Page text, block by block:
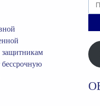
бессрочную